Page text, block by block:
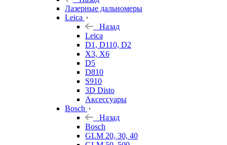
Лазерные дальномеры
Leica
Назад
Leica
D1, D110, D2
X3, X6
D5
D810
S910
3D Disto
Аксессуары
Bosch
Назад
Bosch
GLM 20, 30, 40